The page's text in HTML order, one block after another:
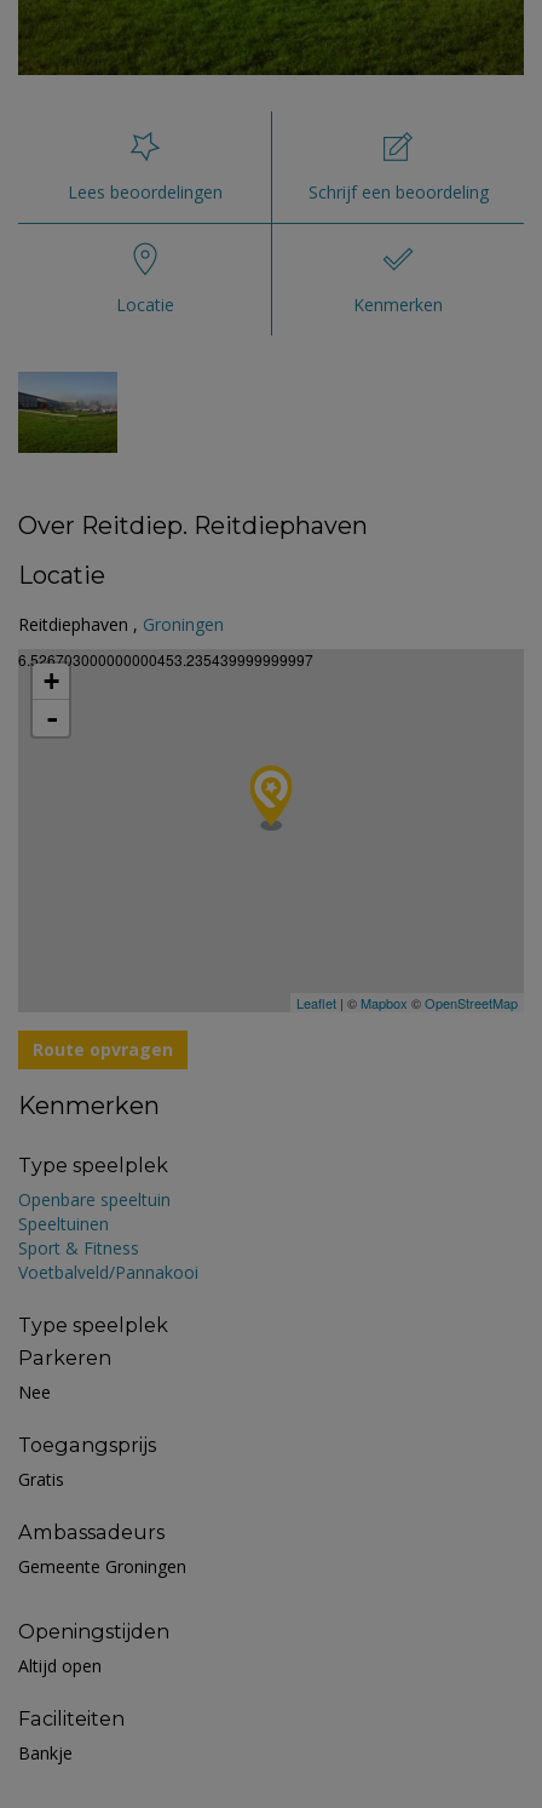
Lees beoordelingen Schrijf een beoordeling
Locatie Kenmerken
Over Reitdiep. Reitdiephaven
Locatie
Reitdiephaven , Groningen
6.526703000000000453.235439999999997
+
-
Leaflet | © Mapbox ©OpenStreetMap
Route opvragen
Kenmerken
Type speelplek
Openbare speeltuin
Speeltuinen
Sport & Fitness
Voetbalveld/Pannakooi
Type speelplek
Parkeren
Nee
Toegangsprijs
Gratis
Ambassadeurs
Gemeente Groningen
Openingstijden
Altijd open
Faciliteiten
Bankje